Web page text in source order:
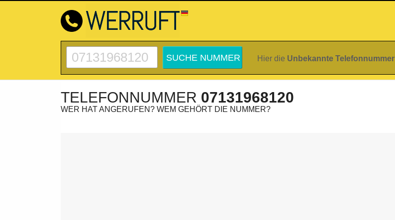
Hier die Unbekannte Telefonnummer
TELEFONNUMMER 07131968120
WER HAT ANGERUFEN? WEM GEHÖRT DIE NUMMER?